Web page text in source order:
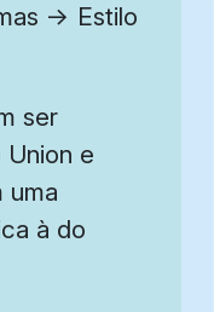
→ Estilo
ser
Union e
uma
à do